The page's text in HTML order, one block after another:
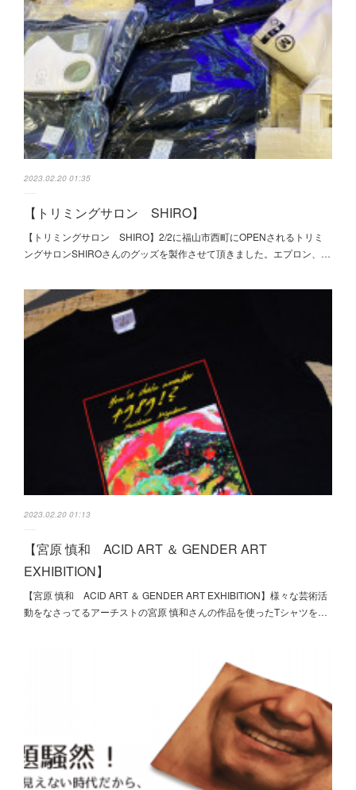
2023.02.20 01:35
【トリミングサロン SHIRO】
【トリミングサロン SHIRO】2/2に福山市西町にOPENされるトリミ
ングサロンSHIROさんのグッズを製作させて頂きました。エプロン、…
2023.02.20 01:13
【宮原 慎和 ACID ART ＆ GENDER ART
EXHIBITION】
【宮原 慎和 ACID ART ＆ GENDER ART EXHIBITION】様々な芸術活
動をなさってるアーチストの宮原 慎和さんの作品を使ったTシャツを…